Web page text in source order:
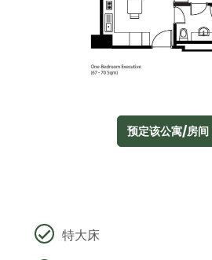
预定该公寓/房间
特大床